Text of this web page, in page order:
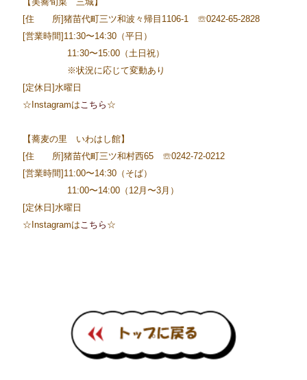
[住 所]猪苗代町三ツ和波々帰目1106-1 ☏0242-65-2828
[営業時間]11:30〜14:30（平日）
11:30〜15:00（土日祝）
※状況に応じて変動あり
[定休日]水曜日
☆Instagramは こちら ☆
【蕎麦の里 いわはし館】
[住 所]猪苗代町三ツ和村西65 ☏0242-72-0212
[営業時間]11:00〜14:30（そば）
11:00〜14:00（12月〜3月）
[定休日]水曜日
☆Instagramは こちら ☆